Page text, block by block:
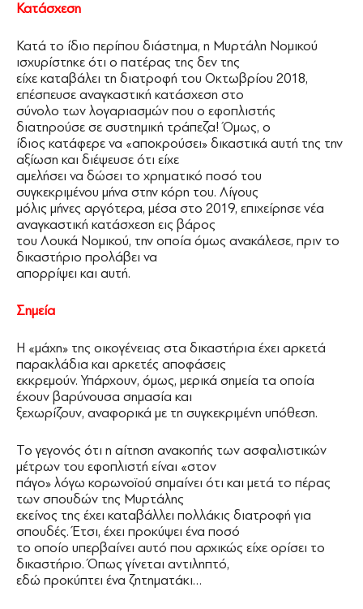
Κατάσχεση
Κατά το ίδιο περίπου διάστημα, η Μυρτάλη Νομικού
ισχυρίστηκε ότι ο πατέρας της δεν της
είχε καταβάλει τη διατροφή του Οκτωβρίου 2018,
επέσπευσε αναγκαστική κατάσχεση στο
σύνολο των λογαριασμών που ο εφοπλιστής
διατηρούσε σε συστημική τράπεζα! Όμως, ο
ίδιος κατάφερε να «αποκρούσει» δικαστικά αυτή της την
αξίωση και διέψευσε ότι είχε
αμελήσει να δώσει το χρηματικό ποσό του
συγκεκριμένου μήνα στην κόρη του. Λίγους
μόλις μήνες αργότερα, μέσα στο 2019, επιχείρησε νέα
αναγκαστική κατάσχεση εις βάρος
του Λουκά Νομικού, την οποία όμως ανακάλεσε, πριν το
δικαστήριο προλάβει να
απορρίψει και αυτή.
Σημεία
Η «μάχη» της οικογένειας στα δικαστήρια έχει αρκετά
παρακλάδια και αρκετές αποφάσεις
εκκρεμούν. Υπάρχουν, όμως, μερικά σημεία τα οποία
έχουν βαρύνουσα σημασία και
ξεχωρίζουν, αναφορικά με τη συγκεκριμένη υπόθεση.
Το γεγονός ότι η αίτηση ανακοπής των ασφαλιστικών
μέτρων του εφοπλιστή είναι «στον
πάγο» λόγω κορωνοϊού σημαίνει ότι και μετά το πέρας
των σπουδών της Μυρτάλης
εκείνος της έχει καταβάλλει πολλάκις διατροφή για
σπουδές. Έτσι, έχει προκύψει ένα ποσό
το οποίο υπερβαίνει αυτό που αρχικώς είχε ορίσει το
δικαστήριο. Όπως γίνεται αντιληπτό,
εδώ προκύπτει ένα ζητηματάκι…